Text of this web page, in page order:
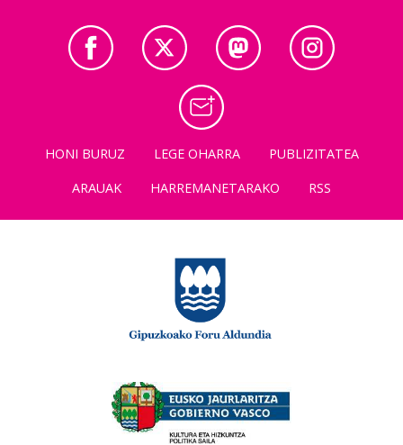
HONI BURUZ LEGE OHARRA
PUBLIZITATEA
ARAUAK
HARREMANETARAKO RSS